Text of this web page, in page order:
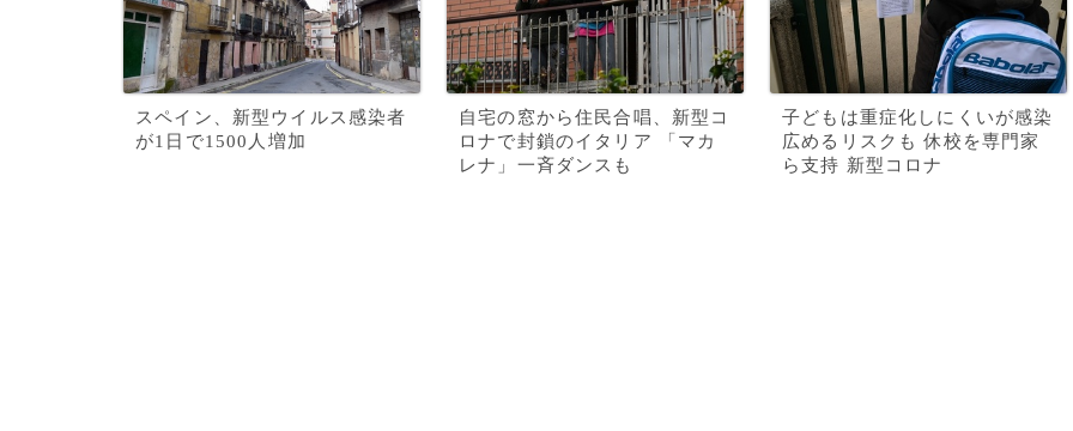
スペイン、新型ウイルス感染者
が1日で1500人増加
自宅の窓から住民合唱、新型コ
ロナで封鎖のイタリア 「マカ
レナ」一斉ダンスも
子どもは重症化しにくいが感染
広めるリスクも 休校を専門家
ら支持 新型コロナ